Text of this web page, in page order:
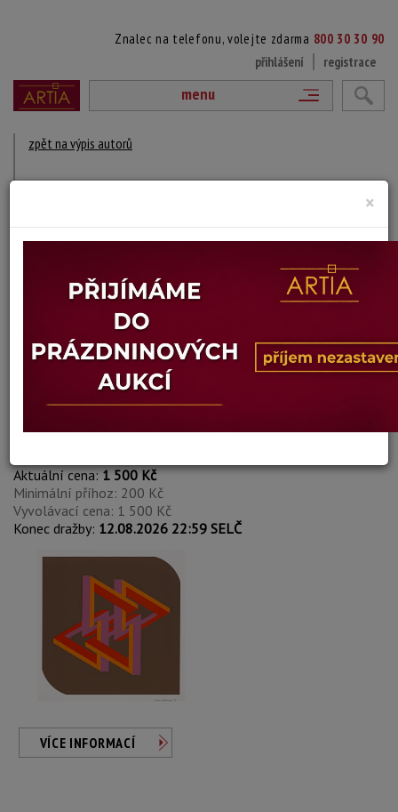
Znalec na telefonu, volejte zdarma 800 30 30 90
přihlášení
registrace
menu
zpět na výpis autorů
? ?
DÍLA V AUKCÍCH
Körzinger Jürgen
359. ZEICHEN
Aktuální cena:1 500 Kč
Minimální příhoz: 200 Kč
Vyvolávací cena: 1 500 Kč
Konec dražby: 12.08.2026 22:59 SELČ
VÍCE INFORMACÍ
×